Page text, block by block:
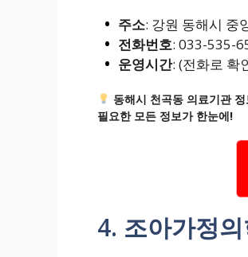
주소: 강원 동해시 중
전화번호: 033-535-
운영시간: (전화로 확
동해시 천곡동 의료기관
필요한 모든 정보가 한눈에!
4. 조아가정